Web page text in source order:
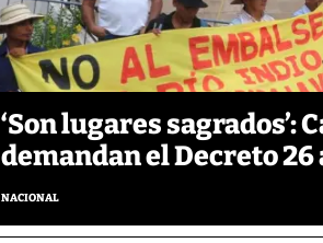
‘Son lugares sagrados’:
demandan el Decreto 26
NACIONAL